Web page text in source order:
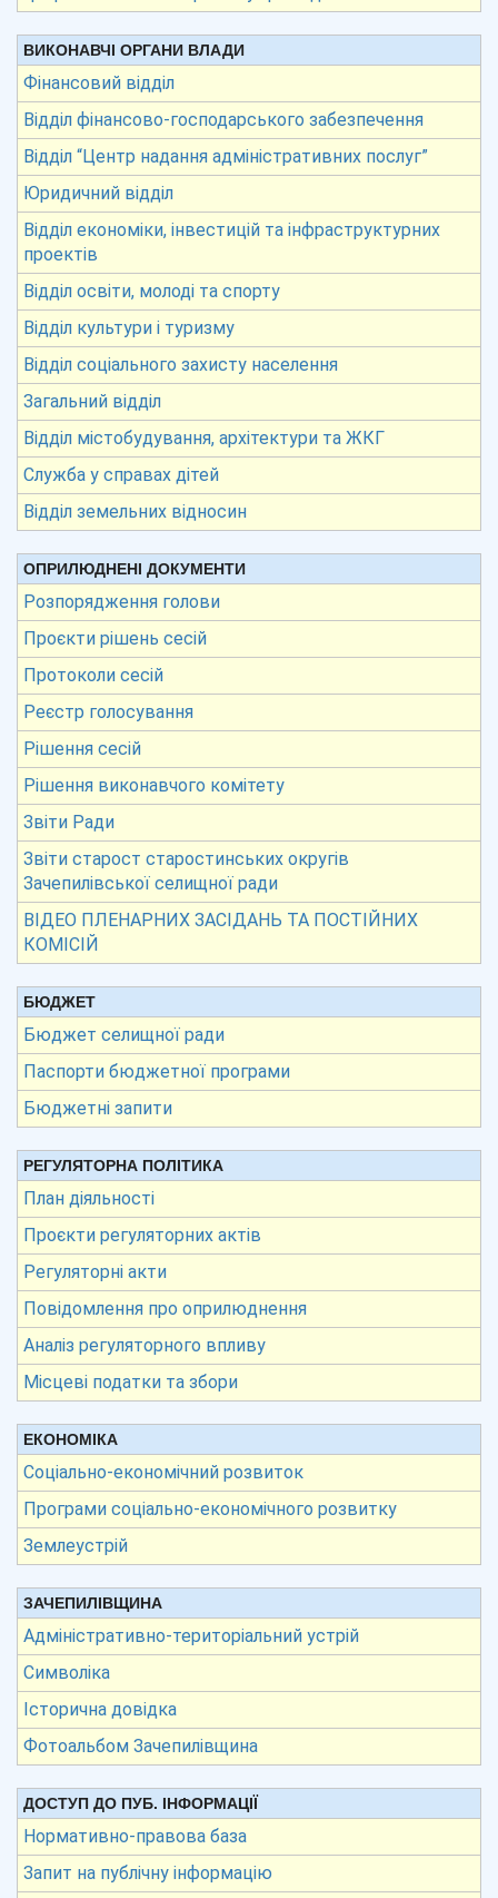
ВИКОНАВЧІ ОРГАНИ ВЛАДИ
Фінансовий відділ
Відділ фінансово-господарського забезпечення
Відділ “Центр надання адміністративних послуг”
Юридичний відділ
Відділ економіки, інвестицій та інфраструктурних
проектів
Відділ освіти, молоді та спорту
Відділ культури і туризму
Відділ соціального захисту населення
Загальний відділ
Відділ містобудування, архітектури та ЖКГ
Служба у справах дітей
Відділ земельних відносин
ОПРИЛЮДНЕНІ ДОКУМЕНТИ
Розпорядження голови
Проєкти рішень сесій
Протоколи сесій
Реєстр голосування
Рішення сесій
Рішення виконавчого комітету
Звіти Ради
Звіти старост старостинських округів
Зачепилівської селищної ради
ВІДЕО ПЛЕНАРНИХ ЗАСІДАНЬ ТА ПОСТІЙНИХ
КОМІСІЙ
БЮДЖЕТ
Бюджет селищної ради
Паспорти бюджетної програми
Бюджетні запити
РЕГУЛЯТОРНА ПОЛІТИКА
План діяльності
Проєкти регуляторних актів
Регуляторні акти
Повідомлення про оприлюднення
Аналіз регуляторного впливу
Місцеві податки та збори
ЕКОНОМІКА
Соціально-економічний розвиток
Програми соціально-економічного розвитку
Землеустрій
ЗАЧЕПИЛІВЩИНА
Адміністративно-територіальний устрій
Символіка
Історична довідка
Фотоальбом Зачепилівщина
ДОСТУП ДО ПУБ. ІНФОРМАЦІЇ
Нормативно-правова база
Запит на публічну інформацію